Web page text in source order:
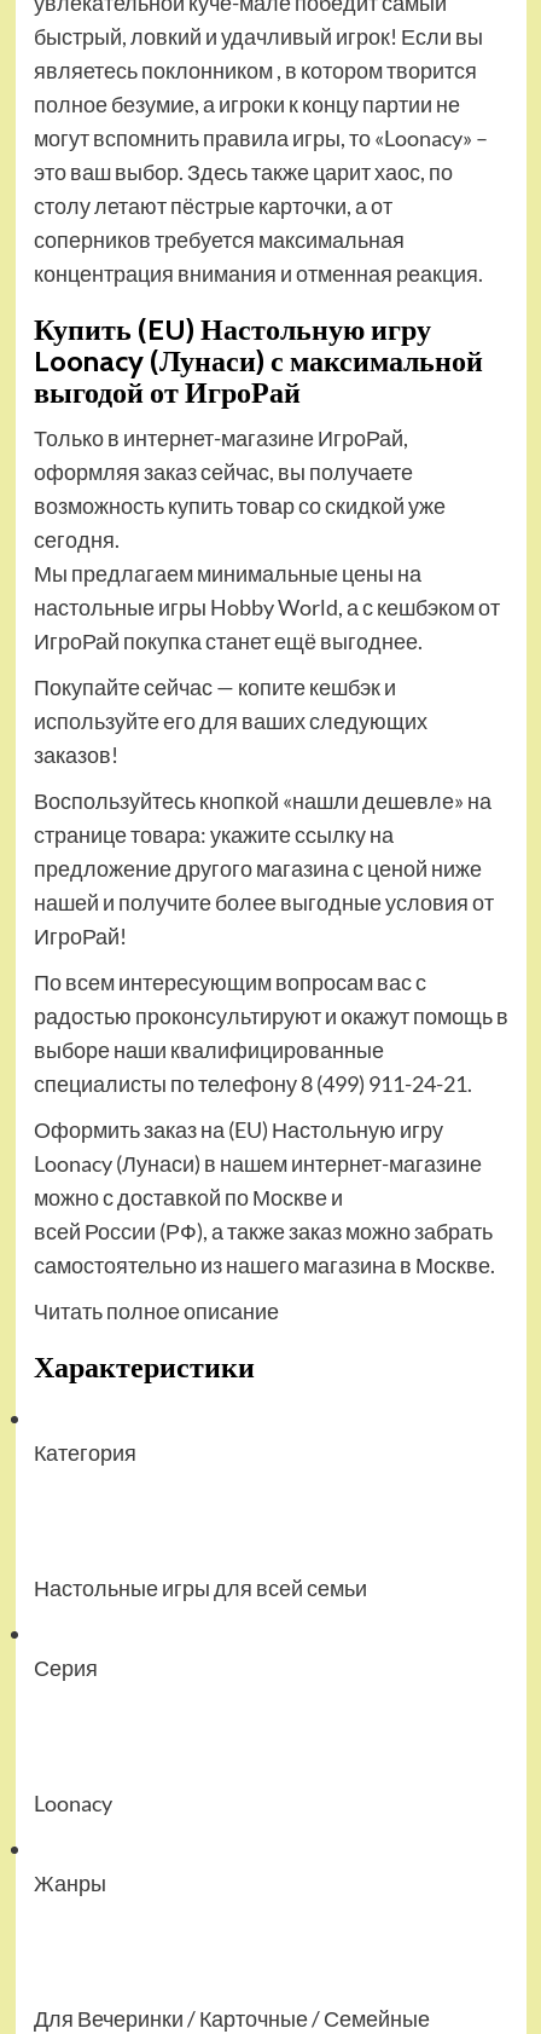
быстрый, ловкий и удачливый игрок! Если вы
являетесь поклонником , в котором творится
полное безумие, а игроки к концу партии не
могут вспомнить правила игры, то «Loonacy» –
это ваш выбор. Здесь также царит хаос, по
столу летают пёстрые карточки, а от
соперников требуется максимальная
концентрация внимания и отменная реакция.
Купить (EU) Настольную игру
Loonacy (Лунаси) с максимальной
выгодой от ИгроРай
Только в интернет-магазине ИгроРай,
оформляя заказ сейчас, вы получаете
возможность купить товар со скидкой уже
сегодня.
Мы предлагаем минимальные цены на
настольные игры Hobby World, а с кешбэком от
ИгроРай покупка станет ещё выгоднее.
Покупайте сейчас — копите кешбэк и
используйте его для ваших следующих
заказов!
Воспользуйтесь кнопкой «нашли дешевле» на
странице товара: укажите ссылку на
предложение другого магазина с ценой ниже
нашей и получите более выгодные условия от
ИгроРай!
По всем интересующим вопросам вас с
радостью проконсультируют и окажут помощь в
выборе наши квалифицированные
специалисты по телефону 8 (499) 911-24-21.
Оформить заказ на (EU) Настольную игру
Loonacy (Лунаси) в нашем интернет-магазине
можно с доставкой по Москве и
всей России (РФ), а также заказ можно забрать
самостоятельно из нашего магазина в Москве.
Читать полное описание
Характеристики
Категория
Настольные игры для всей семьи
Серия
Loonacy
Жанры
Для Вечеринки / Карточные / Семейные